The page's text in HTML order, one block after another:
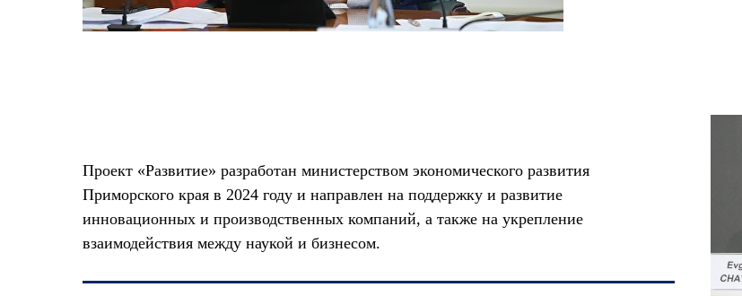
Проект «Развитие» разработан министерством экономического развития
Приморского края в 2024 году и направлен на поддержку и развитие
инновационных и производственных компаний, а также на укрепление
взаимодействия между наукой и бизнесом.